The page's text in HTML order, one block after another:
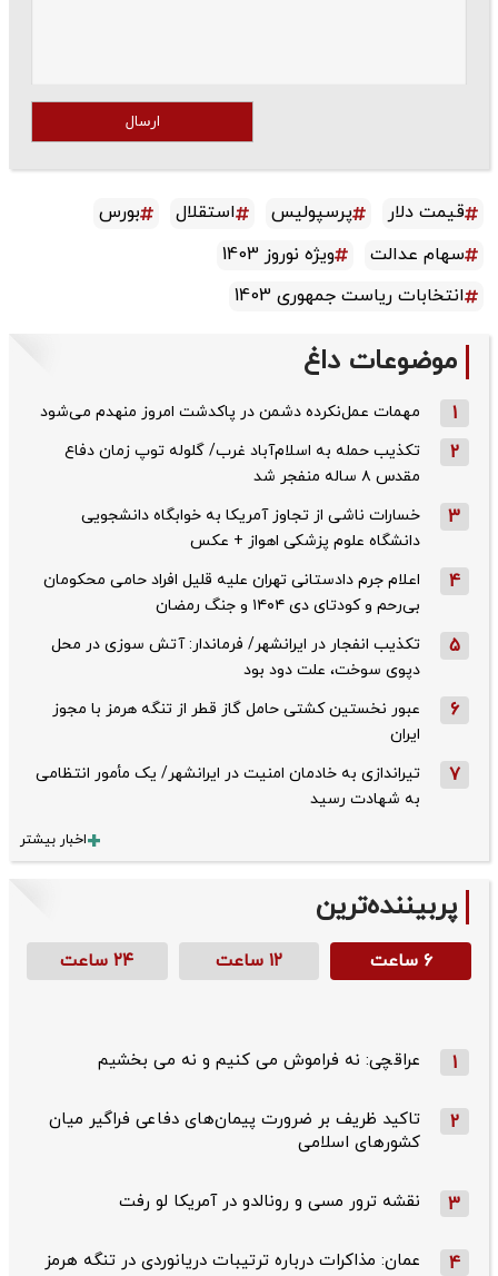
ارسال
قیمت دلار پرسپولیس استقلال
بورس
سهام عدالت
ویژه نوروز 1403
انتخابات ریاست جمهوری 1403
موضوعات داغ
1 مهمات عمل‌نکرده دشمن در پاکدشت امروز منهدم می‌شود
2
تکذیب حمله به اسلام‌آباد غرب/ گلوله توپ زمان دفاع
مقدس ۸ ساله منفجر شد
3
خسارات ناشی از تجاوز آمریکا به خوابگاه دانشجویی
دانشگاه علوم پزشکی اهواز + عکس
4
اعلام جرم دادستانی تهران علیه قلیل افراد حامی محکومان
بی‌رحم و کودتای دی‌ ۱۴۰۴ و جنگ رمضان
5
تکذیب ‌انفجار در ایرانشهر/ فرماندار: آتش سوزی در محل
دپوی سوخت، علت دود بود
6
عبور نخستین کشتی حامل گاز قطر از تنگه هرمز با مجوز
ایران
7
تیراندازی به خادمان امنیت در ایرانشهر/ یک مأمور انتظامی
به شهادت رسید
اخبار بیشتر
پربیننده‌ترین
۶ ساعت ۱۲ ساعت ۲۴ ساعت
1 عراقچی: نه فراموش می کنیم و نه می بخشیم
2
تاکید ظریف بر ضرورت پیمان‌های دفاعی فراگیر میان
کشورهای اسلامی
3 نقشه ترور مسی و رونالدو در آمریکا لو رفت
4
عمان: مذاکرات درباره ترتیبات دریانوردی در تنگه هرمز